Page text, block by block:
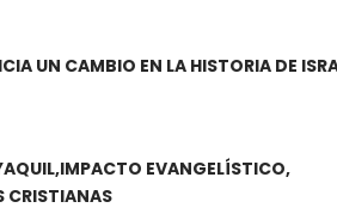
UN CAMBIO EN LA HISTORIA DE
IMPACTO EVANGELÍSTICO
CRISTIANAS